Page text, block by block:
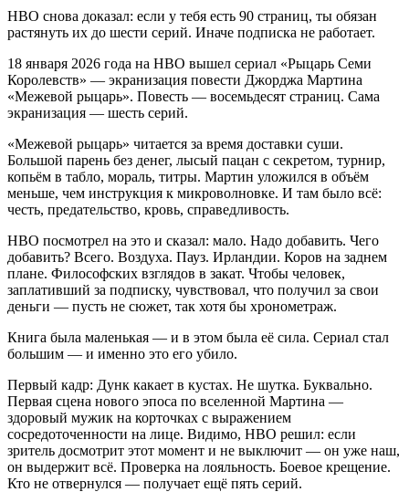
HBO снова доказал: если у тебя есть 90 страниц, ты обязан
растянуть их до шести серий. Иначе подписка не работает.
18 января 2026 года на HBO вышел сериал «Рыцарь Семи
Королевств» — экранизация повести Джорджа Мартина
«Межевой рыцарь». Повесть — восемьдесят страниц. Сама
экранизация — шесть серий.
«Межевой рыцарь» читается за время доставки суши.
Большой парень без денег, лысый пацан с секретом, турнир,
копьём в табло, мораль, титры. Мартин уложился в объём
меньше, чем инструкция к микроволновке. И там было всё:
честь, предательство, кровь, справедливость.
HBO посмотрел на это и сказал: мало. Надо добавить. Чего
добавить? Всего. Воздуха. Пауз. Ирландии. Коров на заднем
плане. Философских взглядов в закат. Чтобы человек,
заплативший за подписку, чувствовал, что получил за свои
деньги — пусть не сюжет, так хотя бы хронометраж.
Книга была маленькая — и в этом была её сила. Сериал стал
большим — и именно это его убило.
Первый кадр: Дунк какает в кустах. Не шутка. Буквально.
Первая сцена нового эпоса по вселенной Мартина —
здоровый мужик на корточках с выражением
сосредоточенности на лице. Видимо, HBO решил: если
зритель досмотрит этот момент и не выключит — он уже наш,
он выдержит всё. Проверка на лояльность. Боевое крещение.
Кто не отвернулся — получает ещё пять серий.